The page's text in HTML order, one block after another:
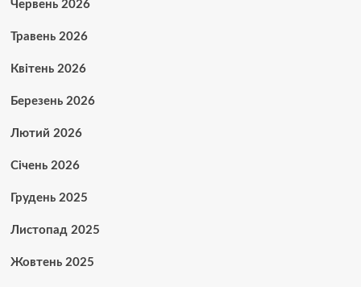
Червень 2026
Травень 2026
Квітень 2026
Березень 2026
Лютий 2026
Січень 2026
Грудень 2025
Листопад 2025
Жовтень 2025